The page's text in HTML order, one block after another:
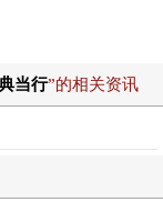
当行”的相关资讯